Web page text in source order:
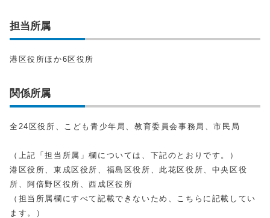
担当所属
港区役所ほか6区役所
関係所属
全24区役所、こども青少年局、教育委員会事務局、市民局
（上記「担当所属」欄については、下記のとおりです。）
港区役所、東成区役所、福島区役所、此花区役所、中央区役
所、阿倍野区役所、西成区役所
（担当所属欄にすべて記載できないため、こちらに記載してい
ます。）